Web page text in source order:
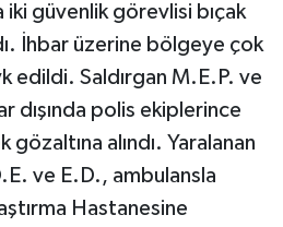
iki güvenlik görevlisi bıçak
İhbar üzerine bölgeye çok
edildi. Saldırgan M.E.P. ve
dışında polis ekiplerince
alındı. Yaralanan
ve E.D., ambulansla
Hastanesine